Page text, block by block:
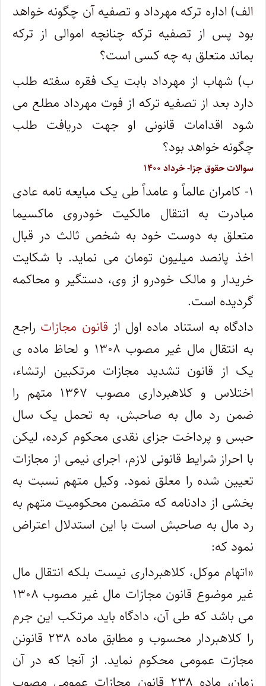
الف) اداره ترکه مهرداد و تصفیه آن چگونه خواهد
بود پس از تصفیه ترکه چنانچه اموالی از ترکه
بماند متعلق به چه کسی است؟
ب) شهاب از مهرداد بابت یک فقره سفته طلب
دارد بعد از تصفیه ترکه از فوت مهرداد مطلع می
شود اقدامات قانونی او جهت دریافت طلب
چگونه خواهد بود؟
سوالات حقوق جزا- خرداد ۱۴۰۰
۱- کامران عالماً و عامداً طی یک مبایعه نامه عادی
مبادرت به انتقال مالکیت خودروی ماکسیما
متعلق به دوست خود به شخص ثالث در قبال
اخذ پانصد میلیون تومان می نماید. با شکایت
خریدار و مالک خودرو از وی، دستگیر و محاکمه
گردیده است.
دادگاه به استناد ماده اول از قانون مجازات راجع
به انتقال مال غیر مصوب ۱۳۰۸ و لحاظ ماده ی
یک از قانون تشدید مجازات مرتکبین ارتشاء،
اختلاس و کلاهبرداری مصوب ۱۳۶۷ متهم را
ضمن رد مال به صاحبش، به تحمل یک سال
حبس و پرداخت جزای نقدی محکوم کرده، لیکن
با احراز شرایط قانونی لازم، اجرای نیمی از مجازات
تعیین شده را معلق نمود. وکیل متهم نسبت به
بخشی از دادنامه که متضمن محکومیت متهم به
رد مال به صاحبش است با این استدلال اعتراض
نمود که:
«اتهام موکل، کلاهبرداری نیست بلکه انتقال مال
غیر موضوع قانون مجازات مال غیر مصوب ۱۳۰۸
می باشد که طی آن، دادگاه باید مرتکب این جرم
را کلاهبردار محسوب و مطابق ماده ۲۳۸ قانونن
مجازت عمومی محکوم نماید. از آنجا که در آن